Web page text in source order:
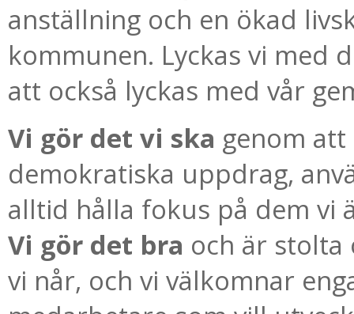
anställning och en ökad
kommunen. Lyckas vi med
att också lyckas med vår
Vi gör det vi ska genom
demokratiska uppdrag,
alltid hålla fokus på dem vi
Vi gör det bra och är stolta
vi når, och vi välkomnar